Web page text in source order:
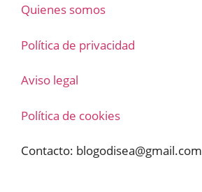
Quienes somos
Política de privacidad
Aviso legal
Política de cookies
Contacto: blogodisea@gmail.com